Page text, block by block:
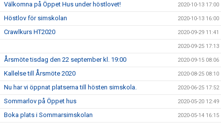
Välkomna på Öppet Hus under höstlovet! 2020-10-13 17:00
Höstlov för simskolan 2020-10-13 16:00
Crawlkurs HT2020 2020-09-29 11:41
2020-09-25 17:13
Årsmöte tisdag den 22 september kl. 19:00 2020-09-15 08:06
Kallelse till Årsmöte 2020 2020-08-25 08:10
Nu har vi öppnat platserna till hösten simskola. 2020-06-25 17:52
Sommarlov på Öppet hus 2020-05-20 12:49
Boka plats i Sommarsimskolan 2020-05-14 16:15